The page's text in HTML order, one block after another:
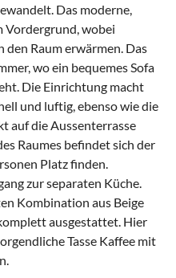
Das moderne,
Vordergrund, wobei
den Raum erwärmen. Das
wo ein bequemes Sofa
Die Einrichtung macht
und luftig, ebenso wie die
auf die Aussenterrasse
Raumes befindet sich der
Platz finden.
zur separaten Küche.
Kombination aus Beige
ausgestattet. Hier
Tasse Kaffee mit